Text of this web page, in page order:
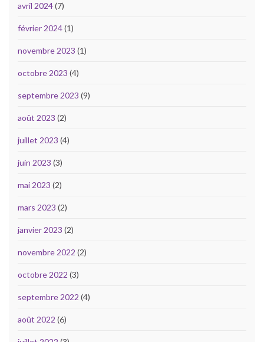
avril 2024(7)
février 2024(1)
novembre 2023 (1)
octobre 2023 (4)
septembre 2023 (9)
août 2023 (2)
juillet 2023 (4)
juin 2023 (3)
mai 2023 (2)
mars 2023 (2)
janvier 2023 (2)
novembre 2022 (2)
octobre 2022 (3)
septembre 2022 (4)
août 2022 (6)